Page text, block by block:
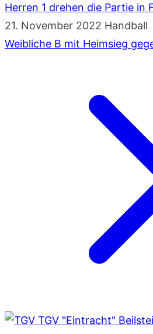
Herren 1 drehen die Partie in
21. November 2022 Handball
Weibliche B mit Heimsieg
TGV "Eintracht"